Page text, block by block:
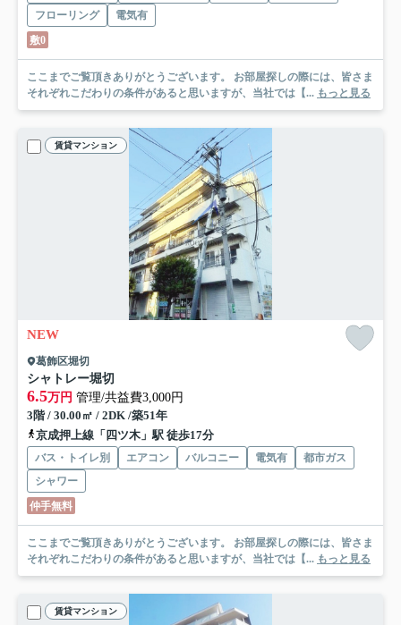
フローリング
電気有
敷0
ここまでご覧頂きありがとうございます。 お部屋探しの際には、皆さま
それぞれこだわりの条件があると思いますが、当社では【... もっと見る
賃貸マンション
NEW
葛飾区堀切
シャトレー堀切
6.5万円 管理/共益費3,000円
3階 / 30.00㎡ / 2DK /築51年
京成押上線「四ツ木」駅 徒歩17分
バス・トイレ別 エアコン バルコニー 電気有
都市ガス
シャワー
仲手無料
ここまでご覧頂きありがとうございます。 お部屋探しの際には、皆さま
それぞれこだわりの条件があると思いますが、当社では【... もっと見る
賃貸マンション